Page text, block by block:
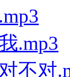
.mp3
不对